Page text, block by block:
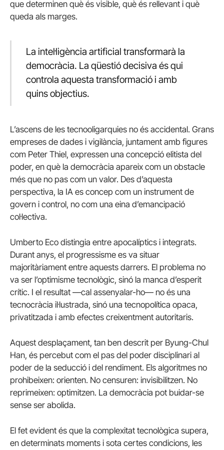
que determinen què és visible, què és rellevant i què
queda als marges.
La intel·ligència artificial transformarà la
democràcia. La qüestió decisiva és qui
controla aquesta transformació i amb
quins objectius.
L’ascens de les tecnooligarquies no és accidental. Grans
empreses de dades i vigilància, juntament amb figures
com Peter Thiel, expressen una concepció elitista del
poder, en què la democràcia apareix com un obstacle
més que no pas com un valor. Des d’aquesta
perspectiva, la IA es concep com un instrument de
govern i control, no com una eina d’emancipació
col·lectiva.
Umberto Eco distingia entre apocalíptics i integrats.
Durant anys, el progressisme es va situar
majoritàriament entre aquests darrers. El problema no
va ser l’optimisme tecnològic, sinó la manca d’esperit
crític. I el resultat —cal assenyalar-ho— no és una
tecnocràcia il·lustrada, sinó una tecnopolítica opaca,
privatitzada i amb efectes creixentment autoritaris.
Aquest desplaçament, tan ben descrit per Byung-Chul
Han, és percebut com el pas del poder disciplinari al
poder de la seducció i del rendiment. Els algoritmes no
prohibeixen: orienten. No censuren: invisibilitzen. No
reprimeixen: optimitzen. La democràcia pot buidar-se
sense ser abolida.
El fet evident és que la complexitat tecnològica supera,
en determinats moments i sota certes condicions, les